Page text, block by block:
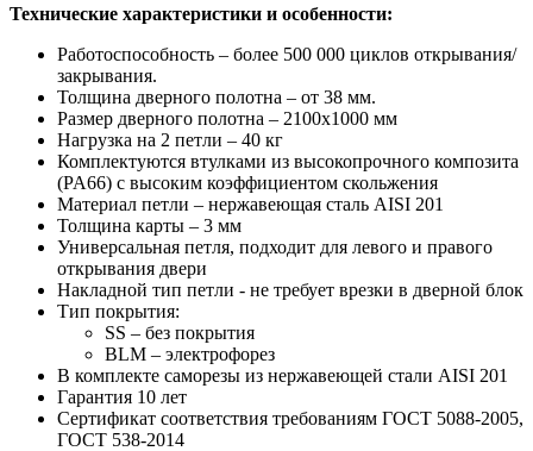
Технические характеристики и особенности:
Работоспособность – более 500 000 циклов открывания/
закрывания.
Толщина дверного полотна – от 38 мм.
Размер дверного полотна – 2100х1000 мм
Нагрузка на 2 петли – 40 кг
Комплектуются втулками из высокопрочного композита
(PA66) с высоким коэффициентом скольжения
Материал петли – нержавеющая сталь AISI 201
Толщина карты – 3 мм
Универсальная петля, подходит для левого и правого
открывания двери
Накладной тип петли - не требует врезки в дверной блок
Тип покрытия:
SS – без покрытия
BLM – электрофорез
В комплекте саморезы из нержавеющей стали AISI 201
Гарантия 10 лет
Сертификат соответствия требованиям ГОСТ 5088-2005,
ГОСТ 538-2014